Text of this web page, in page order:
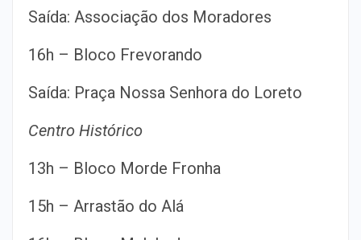
Saída: Associação dos Moradores
16h – Bloco Frevorando
Saída: Praça Nossa Senhora do Loreto
Centro Histórico
13h – Bloco Morde Fronha
15h – Arrastão do Alá